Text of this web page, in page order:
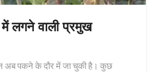
लगने वाली प्रमुख
अब पकने के दौर में जा चुकी है। कुछ